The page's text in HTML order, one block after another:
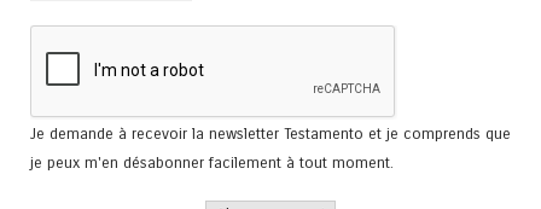
Je demande à recevoir la newsletter Testamento et je comprends que
je peux m'en désabonner facilement à tout moment.